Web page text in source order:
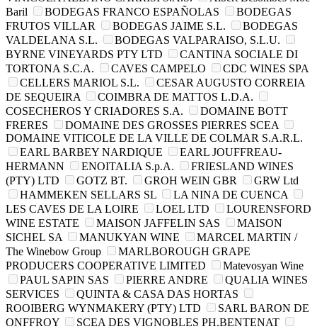
Baril
BODEGAS FRANCO ESPAÑOLAS
BODEGAS
FRUTOS VILLAR
BODEGAS JAIME S.L.
BODEGAS
VALDELANA S.L.
BODEGAS VALPARAISO, S.L.U.
BYRNE VINEYARDS PTY LTD
CANTINA SOCIALE DI
TORTONA S.C.A.
CAVES CAMPELO
CDC WINES SPA
CELLERS MARIOL S.L.
CESAR AUGUSTO CORREIA
DE SEQUEIRA
COIMBRA DE MATTOS L.D.A.
COSECHEROS Y CRIADORES S.A.
DOMAINE BOTT
FRERES
DOMAINE DES GROSSES PIERRES SCEA
DOMAINE VITICOLE DE LA VILLE DE COLMAR S.A.R.L.
EARL BARBEY NARDIQUE
EARL JOUFFREAU-
HERMANN
ENOITALIA S.p.A.
FRIESLAND WINES
(PTY) LTD
GOTZ BT. GROH WEIN GBR
GRW Ltd
HAMMEKEN SELLARS SL
LA NINA DE CUENCA
LES CAVES DE LA LOIRE
LOEL LTD
LOURENSFORD
WINE ESTATE
MAISON JAFFELIN SAS
MAISON
SICHEL SA
MANUKYAN WINE
MARCEL MARTIN /
The Winebow Group
MARLBOROUGH GRAPE
PRODUCERS COOPERATIVE LIMITED
Matevosyan Wine
PAUL SAPIN SAS
PIERRE ANDRE
QUALIA WINES
SERVICES
QUINTA & CASA DAS HORTAS
ROOIBERG WYNMAKERY (PTY) LTD
SARL BARON DE
ONFFROY
SCEA DES VIGNOBLES PH.BENTENAT